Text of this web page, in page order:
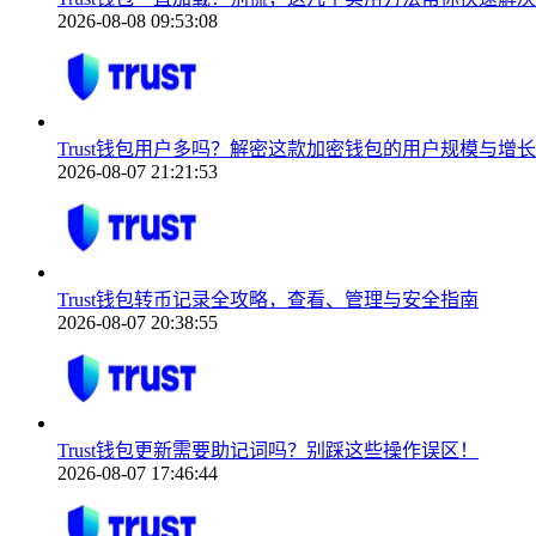
2026-08-08 09:53:08
Trust钱包用户多吗？解密这款加密钱包的用户规模与增
2026-08-07 21:21:53
Trust钱包转币记录全攻略，查看、管理与安全指南
2026-08-07 20:38:55
Trust钱包更新需要助记词吗？别踩这些操作误区！
2026-08-07 17:46:44